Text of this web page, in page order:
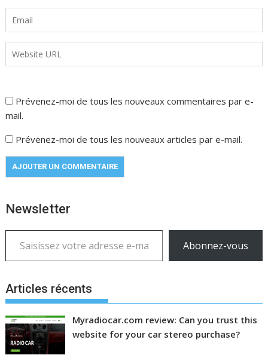
Prévenez-moi de tous les nouveaux commentaires par e-
mail.
Prévenez-moi de tous les nouveaux articles par e-mail.
Newsletter
Saisissez votre adresse e-mail…
Abonnez-vous
Articles récents
Myradiocar.com review: Can you trust this
website for your car stereo purchase?